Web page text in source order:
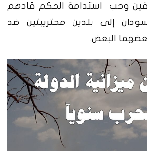
وحب استدامة الحكم قادهم
إلى بلدين محتريبتين ضد
البعض.